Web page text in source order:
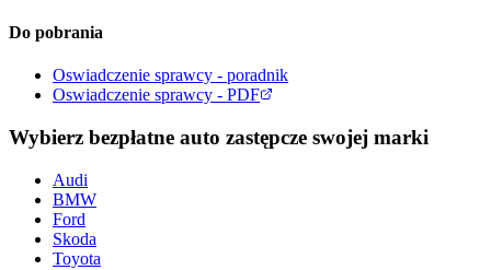
Do pobrania
Oswiadczenie sprawcy - poradnik
Oswiadczenie sprawcy - PDF
Wybierz bezpłatne auto zastępcze swojej marki
Audi
BMW
Ford
Skoda
Toyota